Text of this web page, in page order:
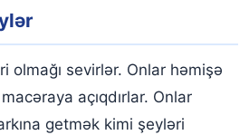
olmağı sevirlər. Onlar həmişə
açıqdırlar. Onlar
getmək kimi şeyləri